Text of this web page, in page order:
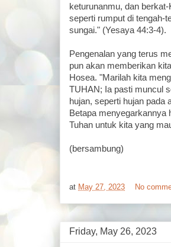
keturunanmu, dan
seperti rumput di tengah-
sungai." (Yesaya 44:3-4).
Pengenalan yang terus
pun akan memberikan
Hosea. "Marilah kita
TUHAN; Ia pasti muncul
hujan, seperti hujan pada
Betapa menyegarkannya
Tuhan untuk kita yang
(bersambung)
at May 27, 2023 No
Friday, May 26, 2023